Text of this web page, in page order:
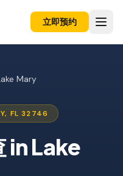
立即预约
Mary
FL 32746
inLake